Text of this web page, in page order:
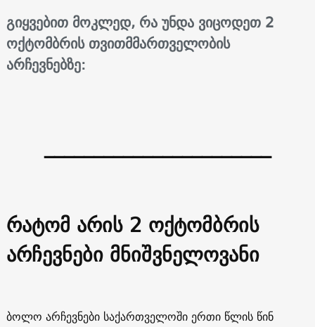
გიყვებით მოკლედ, რა უნდა ვიცოდეთ 2
ოქტომბრის თვითმმართველობის
არჩევნებზე:
რატომ არის 2 ოქტომბრის
არჩევნები მნიშვნელოვანი
ბოლო არჩევნები საქართველოში ერთი წლის წინ